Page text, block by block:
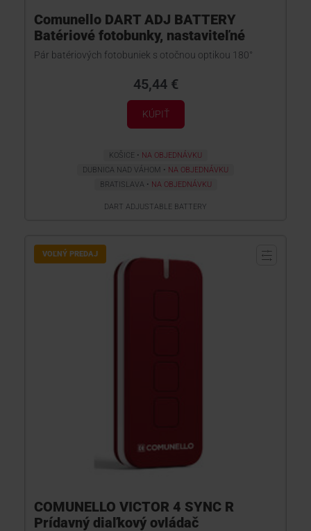
Comunello DART ADJ BATTERY
Batériové fotobunky, nastaviteľné
Pár batériových fotobuniek s otočnou optikou 180°
45,44 €
KÚPIŤ
KOŠICE
NA OBJEDNÁVKU
DUBNICA NAD VÁHOM
NA OBJEDNÁVKU
BRATISLAVA
NA OBJEDNÁVKU
DART ADJUSTABLE BATTERY
VOĽNÝ PREDAJ
COMUNELLO VICTOR 4 SYNC R
Prídavný diaľkový ovládač